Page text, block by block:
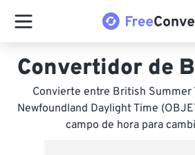
Convertidor de
Convierte entre British Summer
Newfoundland Daylight Time
campo de hora para